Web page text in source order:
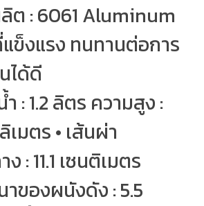
ต : 6061 Aluminum
ข็งแรง ทนทานต่อการ
ได้ดี
: 1.2 ลิตร ความสูง :
เมตร • เส้นผ่า
: 11.1 เซนติเมตร
ของผนังดัง : 5.5